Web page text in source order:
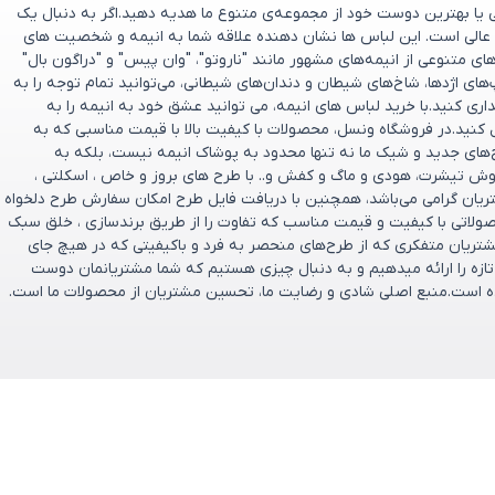
بهترین دوست خود از مجموعه‌ی متنوع ما هدیه دهید.اگر به دنبال یک
است. این لباس ها نشان دهنده علاقه شما به انیمه و شخصیت های
از انیمه‌های مشهور مانند "ناروتو"، "وان پیس" و "دراگون بال"
اژدها، شاخ‌های شیطان و دندان‌های شیطانی، می‌توانید تمام توجه را به
کنید.با خرید لباس های انیمه، می توانید عشق خود به انیمه را به
فروشگاه ونسل، محصولات با کیفیت بالا با قیمت مناسبی که به
جدید و شیک ما نه تنها محدود به پوشاک انیمه نیست، بلکه به
تیشرت، هودی و ماگ و کفش و.. با طرح های بروز و خاص ، اسکلتی ،
گرامی می‌باشد، همچنین با دریافت فایل طرح امکان سفارش طرح دلخواه
با کیفیت و قیمت مناسب که تفاوت را از طریق برندسازی ، خلق سبک
متفکری که از طرح‌های منحصر به‌ فرد و باکیفیتی که در هیچ جای
را ارائه میدهیم و به دنبال چیزی هستیم که شما مشتریانمان دوست
که فروشگاه ونسل در سال ۱۴۰۰ تأسیس شده است.منبع اصلی شادی و رضایت ما، تحسین مشتریان از محصولات ما است.